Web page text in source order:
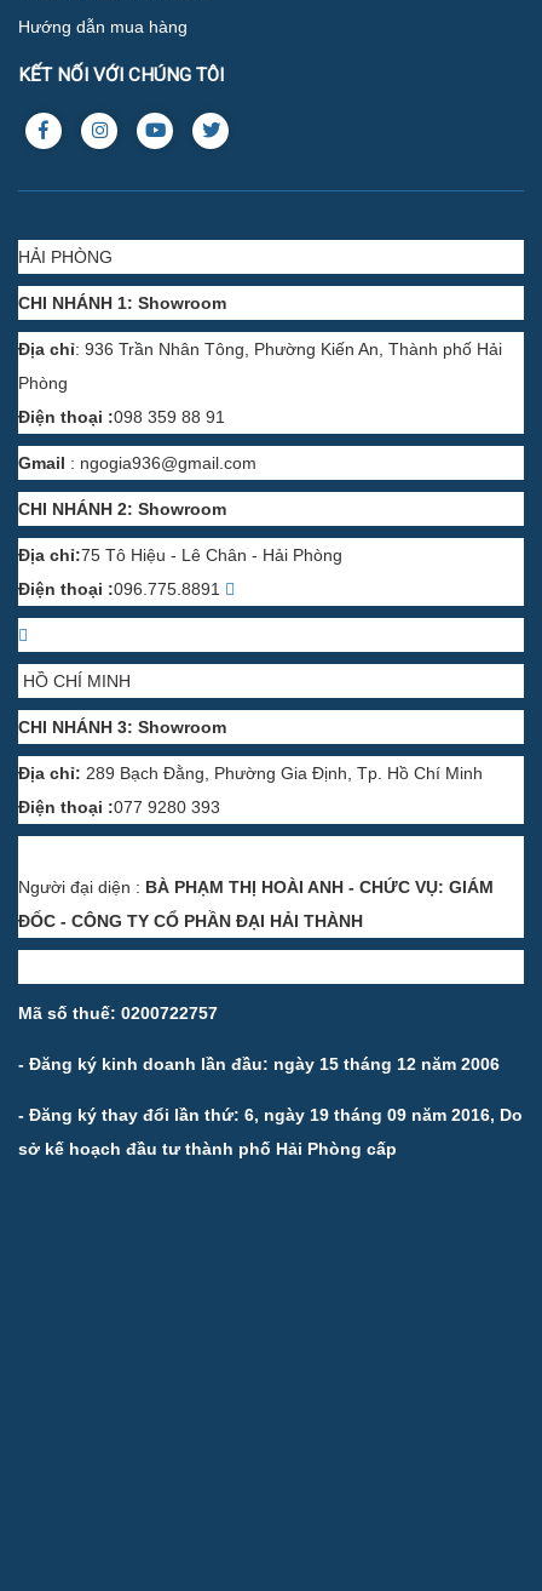
Hướng dẫn mua hàng
KẾT NỐI VỚI CHÚNG TÔI
HẢI PHÒNG
CHI NHÁNH 1: Showroom
Địa chỉ: 936 Trần Nhân Tông, Phường Kiến An, Thành phố Hải
Phòng
Điện thoại :098 359 88 91
Gmail : ngogia936@gmail.com
CHI NHÁNH 2: Showroom
Địa chỉ:75 Tô Hiệu - Lê Chân - Hải Phòng
Điện thoại :096.775.8891
HỒ CHÍ MINH
CHI NHÁNH 3: Showroom
Địa chỉ: 289 Bạch Đằng, Phường Gia Định, Tp. Hồ Chí Minh
Điện thoại :077 9280 393
Người đại diện : BÀ PHẠM THỊ HOÀI ANH - CHỨC VỤ: GIÁM
ĐỐC - CÔNG TY CỔ PHẦN ĐẠI HẢI THÀNH
Mã số thuế: 0200722757
- Đăng ký kinh doanh lần đầu: ngày 15 tháng 12 năm 2006
- Đăng ký thay đổi lần thứ: 6, ngày 19 tháng 09 năm 2016, Do
sở kế hoạch đầu tư thành phố Hải Phòng cấp